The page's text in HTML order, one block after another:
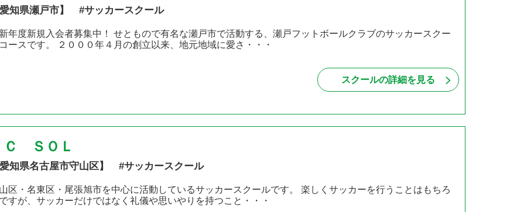
愛知県瀬戸市】 #サッカースクール
年度新規入会者募集中！ せともので有名な瀬戸市で活動する、瀬戸フットボールクラブのサッカースクー
ースです。 ２０００年４月の創立以来、地元地域に愛さ・・・
スクールの詳細を見る
Ｃ ＳＯＬ
愛知県名古屋市守山区】 #サッカースクール
区・名東区・尾張旭市を中心に活動しているサッカースクールです。 楽しくサッカーを行うことはもちろ
すが、サッカーだけではなく礼儀や思いやりを持つこと・・・